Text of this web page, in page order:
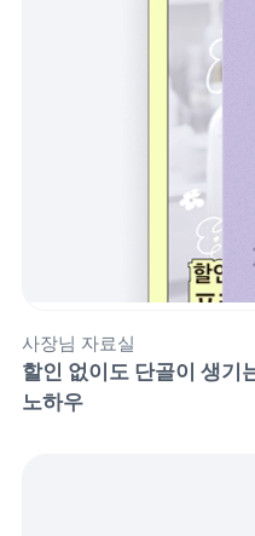
사장님 자료실
할인 없이도 단골이 생기
노하우